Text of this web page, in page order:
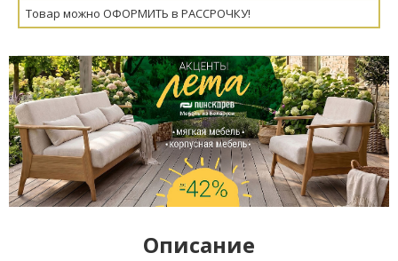
Товар можно ОФОРМИТЬ в РАССРОЧКУ!
Описание